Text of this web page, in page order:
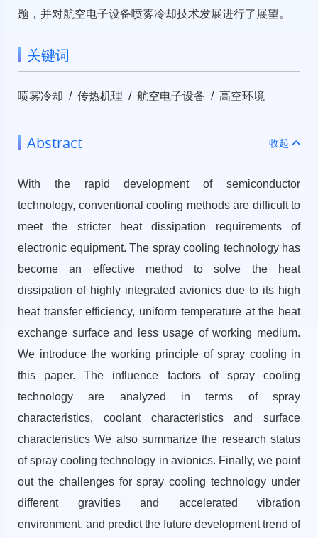
题，并对航空电子设备喷雾冷却技术发展进行了展望。
关键词
喷雾冷却 / 传热机理 / 航空电子设备 / 高空环境
Abstract 收起
With the rapid development of semiconductor
technology, conventional cooling methods are difficult to
meet the stricter heat dissipation requirements of
electronic equipment. The spray cooling technology has
become an effective method to solve the heat
dissipation of highly integrated avionics due to its high
heat transfer efficiency, uniform temperature at the heat
exchange surface and less usage of working medium.
We introduce the working principle of spray cooling in
this paper. The influence factors of spray cooling
technology are analyzed in terms of spray
characteristics, coolant characteristics and surface
characteristics We also summarize the research status
of spray cooling technology in avionics. Finally, we point
out the challenges for spray cooling technology under
different gravities and accelerated vibration
environment, and predict the future development trend of